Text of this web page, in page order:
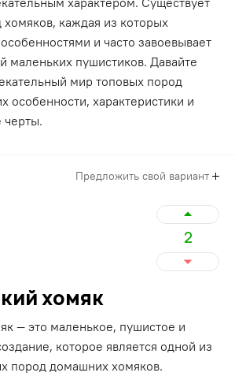
каждая из которых
и часто завоевывает
маленьких пушистиков. Давайте
мир топовых пород
особенности, характеристики и
черты.
Предложить свой вариант
2
хомяк
— это маленькое, пушистое и
которое является одной из
пород домашних хомяков.